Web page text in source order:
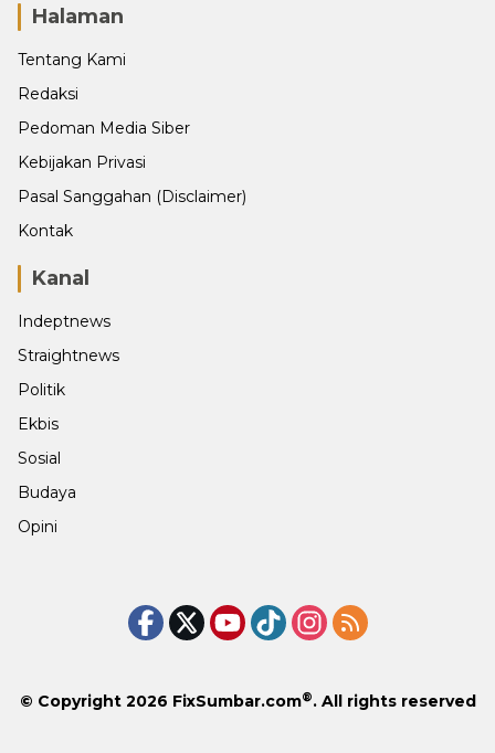
Halaman
Tentang Kami
Redaksi
Pedoman Media Siber
Kebijakan Privasi
Pasal Sanggahan (Disclaimer)
Kontak
Kanal
Indeptnews
Straightnews
Politik
Ekbis
Sosial
Budaya
Opini
© Copyright 2026 FixSumbar.com®. All rights reserved